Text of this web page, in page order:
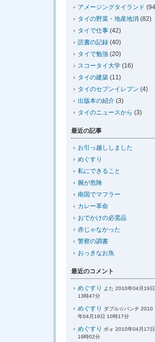
アメージングタイランド
タイの野菜・地産地消 (82)
タイで仕事 (42)
読書の記録 (40)
タイで勉強 (20)
スコータイ大学 (16)
タイの建築 (11)
タイのセブンイレブン (4)
出版本の紹介 (3)
タイのニュースから (3)
最近の記事
お引っ越ししました
めぐすり
私にできること
腕が危険
南国でマフラー
カレー革命
おでかけの必需品
赤じゃなかった
警察の調書
おっきなお魚
最近のコメント
めぐすり よた 2010年04月19日
13時47分
めぐすり
ダブル☆パンチ 2010
年04月19日 10時17分
めぐすり
ポォ 2010年04月17日
19時02分